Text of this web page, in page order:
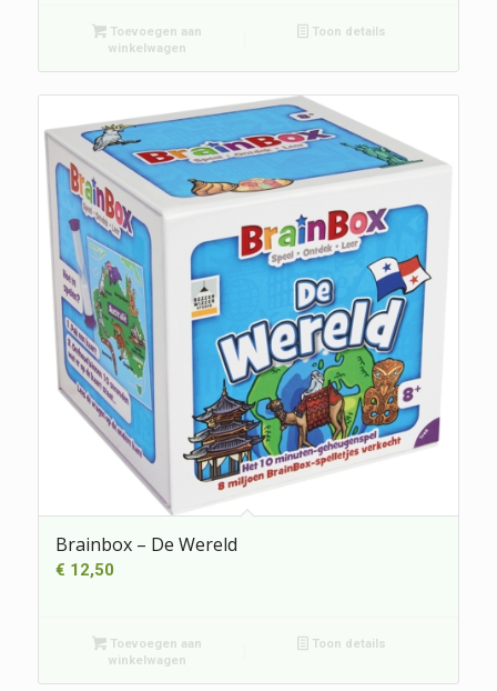
Toevoegen aan
winkelwagen
Toon details
Brainbox – De Wereld
€ 12,50
Toevoegen aan
winkelwagen
Toon details